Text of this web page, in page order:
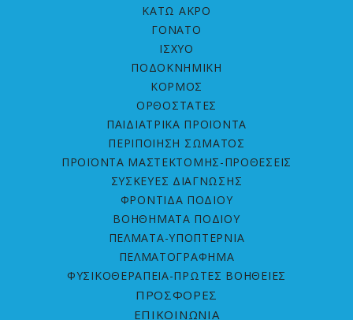
ΚΑΤΩ ΑΚΡΟ
ΓΟΝΑΤΟ
ΙΣΧΥΟ
ΠΟΔΟΚΝΗΜΙΚΗ
ΚΟΡΜΟΣ
ΟΡΘΟΣΤΑΤΕΣ
ΠΑΙΔΙΑΤΡΙΚΑ ΠΡΟΪΟΝΤΑ
ΠΕΡΙΠΟΙΗΣΗ ΣΩΜΑΤΟΣ
ΠΡΟΪΟΝΤΑ ΜΑΣΤΕΚΤΟΜΗΣ-ΠΡΟΘΕΣΕΙΣ
ΣΥΣΚΕΥΕΣ ΔΙΑΓΝΩΣΗΣ
ΦΡΟΝΤΙΔΑ ΠΟΔΙΟΥ
ΒΟΗΘΗΜΑΤΑ ΠΟΔΙΟΥ
ΠΕΛΜΑΤΑ-ΥΠΟΠΤΕΡΝΙΑ
ΠΕΛΜΑΤΟΓΡΑΦΗΜΑ
ΦΥΣΙΚΟΘΕΡΑΠΕΙΑ-ΠΡΩΤΕΣ ΒΟΗΘΕΙΕΣ
ΠΡΟΣΦΟΡΕΣ
ΕΠΙΚΟΙΝΩΝΙΑ